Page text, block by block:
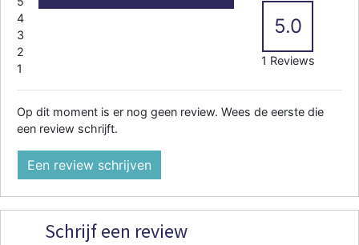
4
3
2
1
5.0
1 Reviews
Op dit moment is er nog geen review. Wees de eerste die
een review schrijft.
Een review schrijven
Schrijf een review